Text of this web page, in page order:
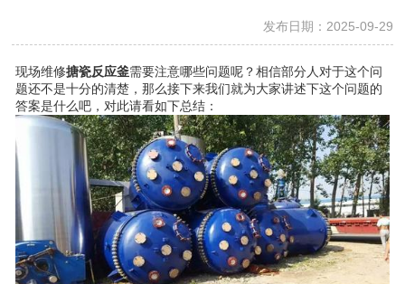
发布日期：2025-09-29
现场维修搪瓷反应釜需要注意哪些问题呢？相信部分人对于这个问
题还不是十分的清楚，那么接下来我们就为大家讲述下这个问题的
答案是什么吧，对此请看如下总结：